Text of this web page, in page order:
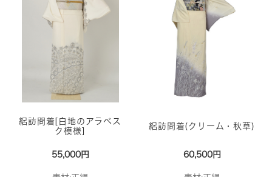
絽訪問着[白地のアラベス
ク模様]
55,000円
絽訪問着(クリーム・秋草)
60,500円